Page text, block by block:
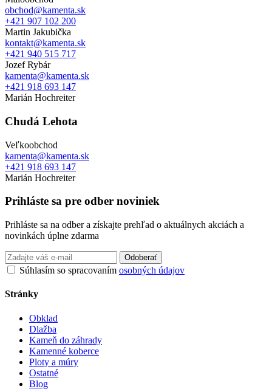
obchod@kamenta.sk
+421 907 102 200
Martin Jakubička
kontakt@kamenta.sk
+421 940 515 717
Jozef Rybár
kamenta@kamenta.sk
+421 918 693 147
Marián Hochreiter
Chudá Lehota
Veľkoobchod
kamenta@kamenta.sk
+421 918 693 147
Marián Hochreiter
Prihláste sa pre odber noviniek
Prihláste sa na odber a získajte prehľad o aktuálnych akciách a
novinkách úplne zdarma
Odoberať
Súhlasím so spracovaním osobných údajov
Stránky
Obklad
Dlažba
Kameň do záhrady
Kamenné koberce
Ploty a múry
Ostatné
Blog